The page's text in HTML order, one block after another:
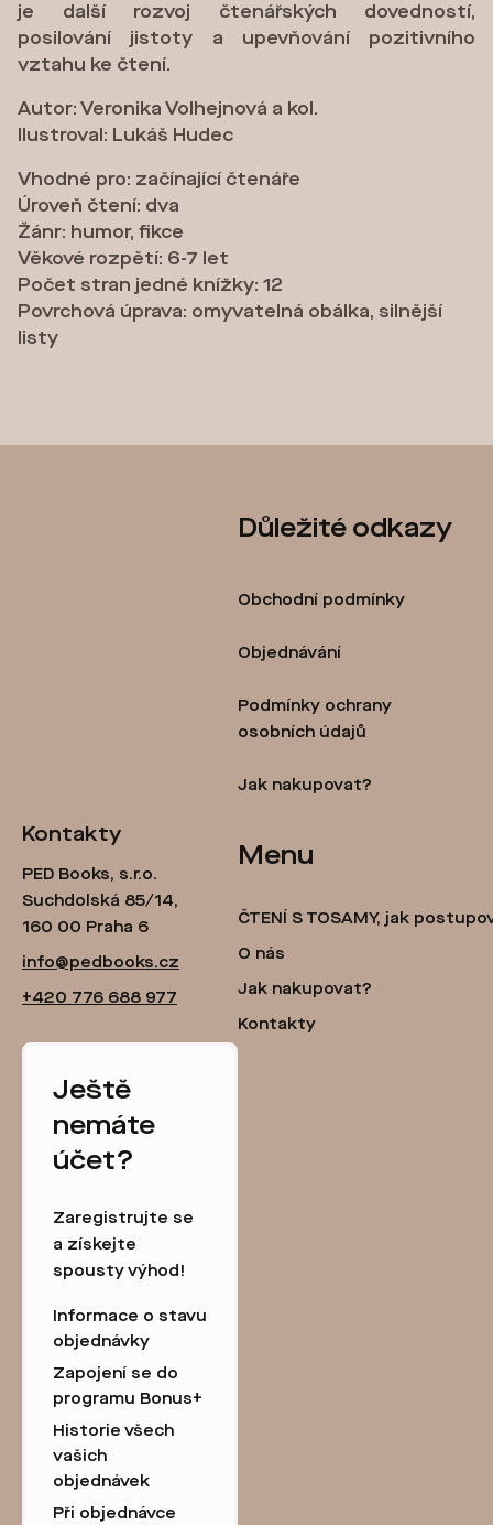
je další rozvoj čtenářských dovedností,
posilování jistoty a upevňování pozitivního
vztahu ke čtení.
Autor: Veronika Volhejnová a kol.
Ilustroval: Lukáš Hudec
Vhodné pro: začínající čtenáře
Úroveň čtení: dva
Žánr: humor, fikce
Věkové rozpětí: 6-7 let
Počet stran jedné knížky: 12
Povrchová úprava: omyvatelná obálka, silnější
listy
Důležité odkazy
Obchodní podmínky
Objednávání
Podmínky ochrany
osobních údajů
Jak nakupovat?
Kontakty
PED Books, s.r.o.
Suchdolská 85/14,
160 00 Praha 6
info@pedbooks.cz
+420 776 688 977
Menu
ČTENÍ S TOSAMY, jak
O nás
Jak nakupovat?
Kontakty
Ještě
nemáte
účet?
Zaregistrujte se
a získejte
spousty výhod!
Informace o stavu
objednávky
Zapojení se do
programu Bonus+
Historie všech
vašich
objednávek
Při objednávce